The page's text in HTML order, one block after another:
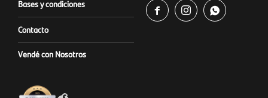
Bases y condiciones
Contacto
Vendé con Nosotros
  